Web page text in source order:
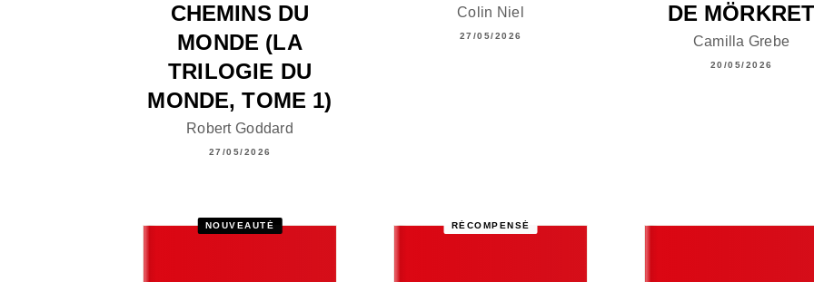
CHEMINS DU
MONDE (LA
TRILOGIE DU
MONDE, TOME 1)
Robert Goddard
27/05/2026
Colin Niel
27/05/2026
DE MÖRKRET
Camilla Grebe
20/05/2026
NOUVEAUTÉ RÉCOMPENSÉ